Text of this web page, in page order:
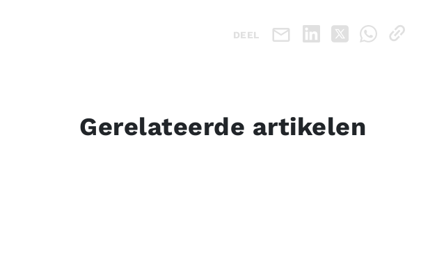
DEEL
Gerelateerde artikelen